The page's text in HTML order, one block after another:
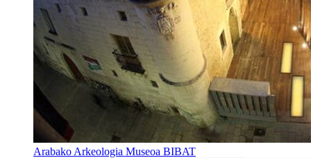
Arabako Arkeologia Museoa BIBAT